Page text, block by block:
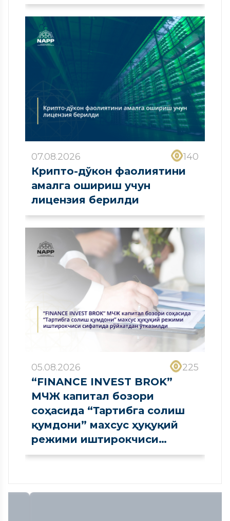
07.08.2026 140
Крипто-дўкон фаолиятини
амалга ошириш учун
лицензия берилди
05.08.2026 225
“FINANCE INVEST BROK”
МЧЖ капитал бозори
соҳасида “Тартибга солиш
қумдони” махсус ҳуқуқий
режими иштирокчиси
сифатида рўйхатдан